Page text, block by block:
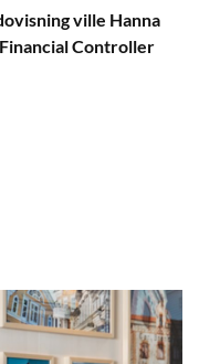
ville Hanna
Controller